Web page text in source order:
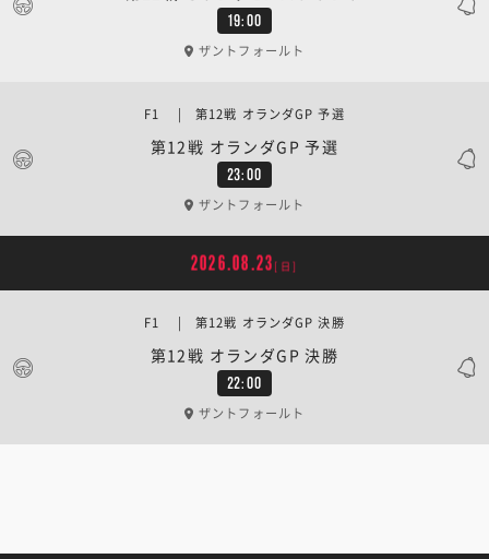
19:00
ザントフォールト
23:00
第12戦 オランダGP 予選
F1 | 第12戦 オランダGP 予選
ザントフォールト
2026.08.23 [日]
22:00
第12戦 オランダGP 決勝
F1 | 第12戦 オランダGP 決勝
ザントフォールト